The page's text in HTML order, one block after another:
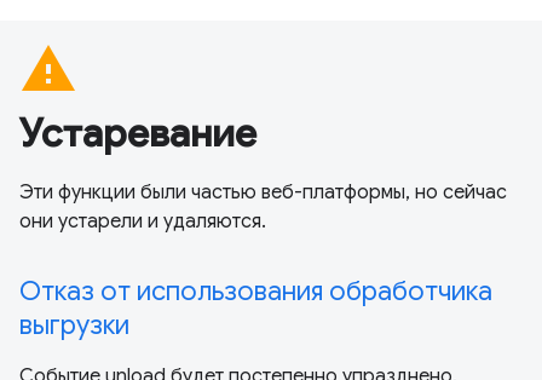
warning
Устаревание
Эти функции были частью веб-платформы, но сейчас
они устарели и удаляются.
Отказ от использования обработчика
выгрузки